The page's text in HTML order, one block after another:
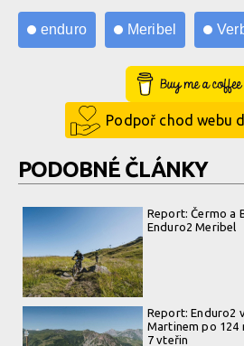
enduro Meribel
Buy Me a
Podpoř chod webu
PODOBNÉ ČLÁNKY
Report: Čermo a
Enduro2 Meribel
Report: Enduro2
Martinem po 124
7 vteřin